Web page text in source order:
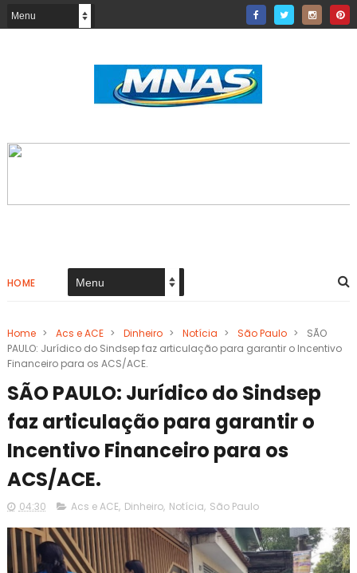
HOME
Home > Acs e ACE > Dinheiro > Notícia > São Paulo >
SÃO
PAULO: Jurídico do Sindsep faz articulação para garantir o Incentivo
Financeiro para os ACS/ACE.
SÃO PAULO: Jurídico do Sindsep
faz articulação para garantir o
Incentivo Financeiro para os
ACS/ACE.
04:30 Acs e ACE, Dinheiro, Notícia, São Paulo